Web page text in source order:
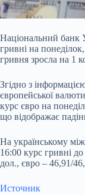
Національний банк
гривні на
гривня зросла на 1
Згідно з
європейської
курс євро на
що відображає
На українському
16:00 курс гривні
дол., євро – 46,91/
Источник